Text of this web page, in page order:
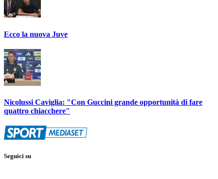
Ecco la nuova Juve
Nicolussi Caviglia: "Con Guccini grande opportunità di fare
quattro chiacchere"
Seguici su